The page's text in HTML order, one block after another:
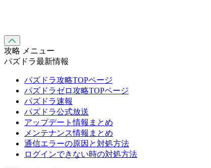
攻略 メニュー
パズドラ最新情報
パズドラ攻略TOPページ
パズドラゼロ攻略TOPページ
パズドラ速報
パズドラ公式放送
アップデート情報まとめ
メンテナンス情報まとめ
通信エラーの原因と対処方法
ログインできない時の対処方法